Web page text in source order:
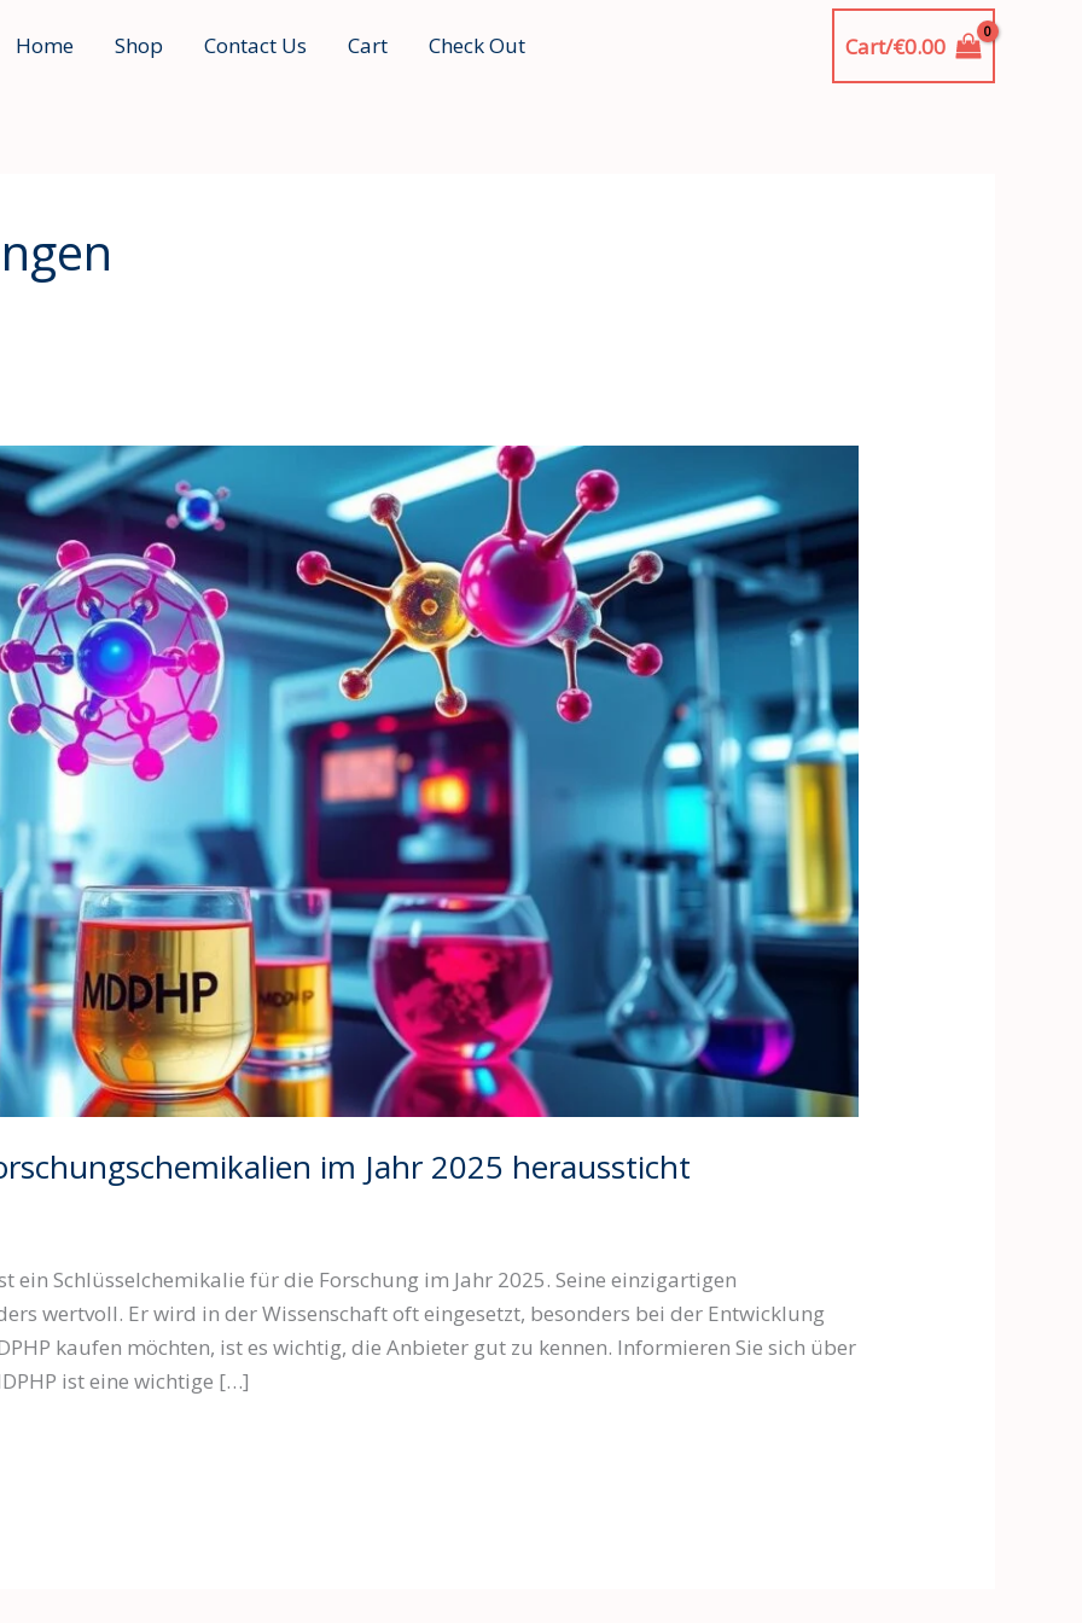
Home Shop Contact Us Cart Check Out Cart/€0.00
im Jahr 2025 heraussticht
ein Schlüsselchemikalie für die Forschung im Jahr 2025. Seine einzigartigen
wertvoll. Er wird in der Wissenschaft oft eingesetzt, besonders bei der Entwicklung
kaufen möchten, ist es wichtig, die Anbieter gut zu kennen. Informieren Sie sich über
ist eine wichtige […]